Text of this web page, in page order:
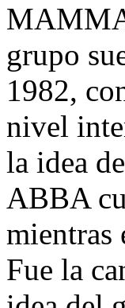
grupo
1982,
nivel
la idea
ABBA
mientras
Fue la